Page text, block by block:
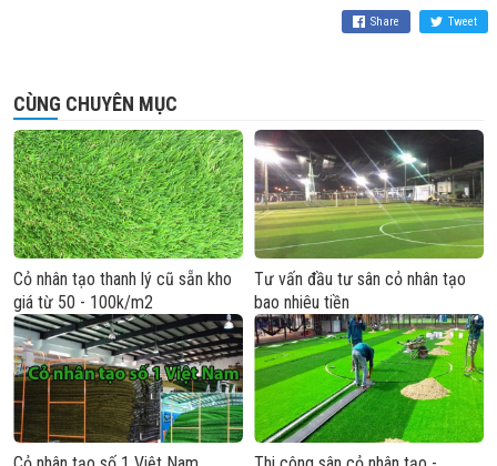
Share Tweet
CÙNG CHUYÊN MỤC
Cỏ nhân tạo thanh lý cũ sẵn kho
giá từ 50 - 100k/m2
Tư vấn đầu tư sân cỏ nhân tạo
bao nhiêu tiền